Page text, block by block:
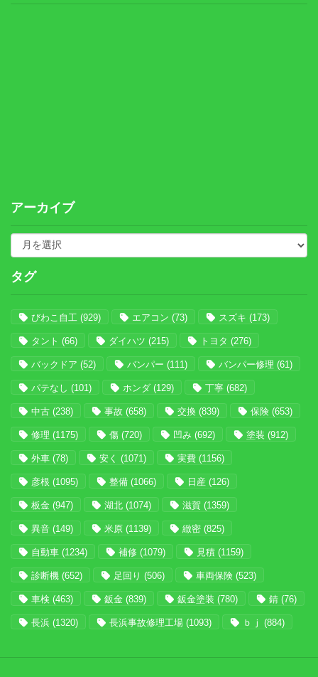
アーカイブ
タグ
びわこ自工 (929) エアコン (73) スズキ (173)
タント (66) ダイハツ (215) トヨタ (276)
バックドア (52) バンパー (111) バンパー修理 (61)
パテなし (101) ホンダ (129) 丁寧 (682)
中古 (238) 事故 (658) 交換 (839) 保険 (653)
修理 (1175) 傷 (720) 凹み (692) 塗装 (912)
外車 (78) 安く (1071) 実費 (1156)
彦根 (1095) 整備 (1066) 日産 (126)
板金 (947) 湖北 (1074) 滋賀 (1359)
異音 (149) 米原 (1139) 緻密 (825)
自動車 (1234) 補修 (1079) 見積 (1159)
診断機 (652) 足回り (506) 車両保険 (523)
車検 (463) 鈑金 (839) 鈑金塗装 (780) 錆 (76)
長浜 (1320) 長浜事故修理工場 (1093) ｂｊ (884)